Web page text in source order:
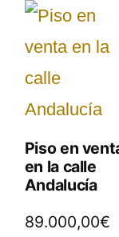
Piso en
en la calle
Andalucía
89.000,00€